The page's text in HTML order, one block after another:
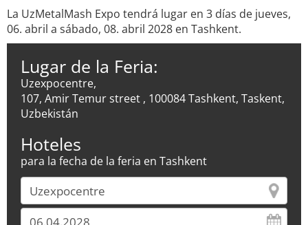
La UzMetalMash Expo tendrá lugar en 3 días de jueves,
06. abril a sábado, 08. abril 2028 en Tashkent.
Lugar de la Feria:
Uzexpocentre,
107, Amir Temur street , 100084 Tashkent, Taskent,
Uzbekistán
Hoteles
para la fecha de la feria en Tashkent